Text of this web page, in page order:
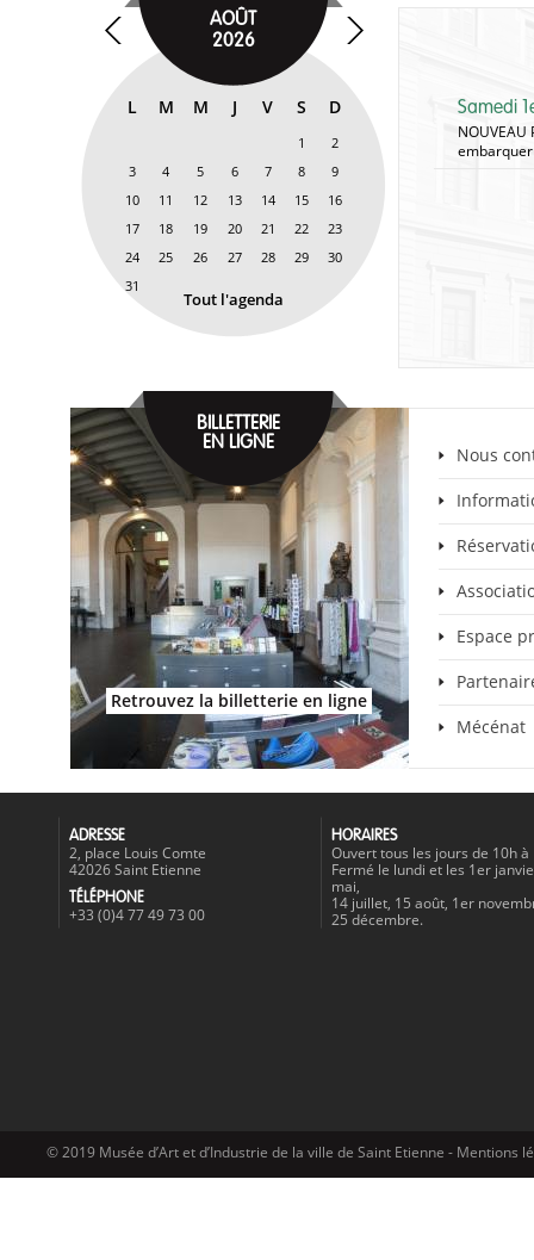
AOÛT
2026
L M M J V S D
1
2
3
4 5 6 7 8
9
10
11 12 13 14 15
16
17
18 19 20 21 22
23
24
25 26 27 28 29
30
31
Tout l'agenda
Samedi
NOUVEAU
embarquer
BILLETTERIE
EN LIGNE
Retrouvez la billetterie en ligne
Nous
Espace
Mécénat
ADRESSE
2, place Louis Comte
42026 Saint Etienne
TÉLÉPHONE
+33 (0)4 77 49 73 00
HORAIRES
Ouvert tous les jours de 10h à
Fermé le lundi et les 1er
mai,
14 juillet, 15 août, 1er
25 décembre.
© 2019 Musée d’Art et d’Industrie de la ville de Saint Etienne - Mentions